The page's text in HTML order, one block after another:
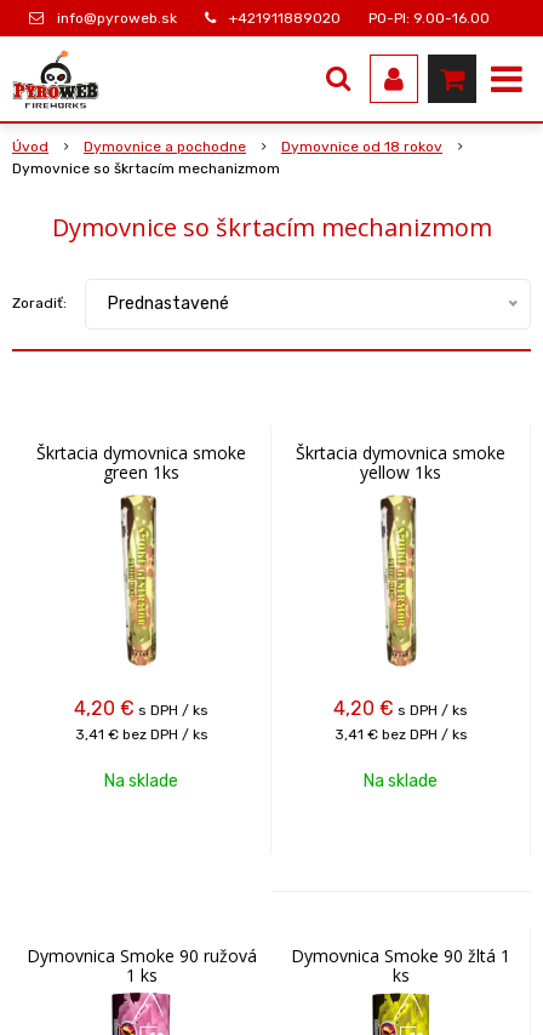
info@pyroweb.sk +421911889020 PO-PI: 9.00-16.00
Úvod Dymovnice a pochodne
Dymovnice od 18 rokov
Dymovnice so škrtacím mechanizmom
Dymovnice so škrtacím mechanizmom
Zoradiť: Prednastavené
Škrtacia dymovnica smoke
green 1ks
4,20 € s DPH / ks
3,41 € bez DPH / ks
Na sklade
Škrtacia dymovnica smoke
yellow 1ks
4,20 € s DPH / ks
3,41 € bez DPH / ks
Na sklade
Dymovnica Smoke 90 ružová
1 ks
Dymovnica Smoke 90 žltá 1
ks